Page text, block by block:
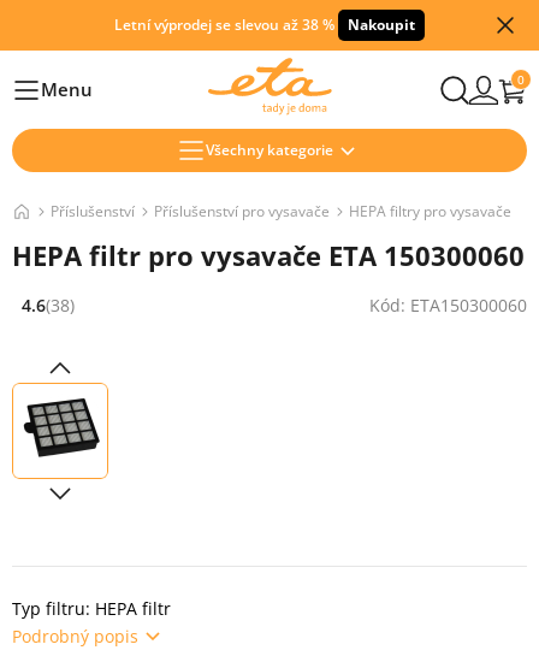
Letní výprodej se slevou až 38 % Nakoupit
HlavníMenu 0
Všechny kategorie
Příslušenství Příslušenství pro vysavače HEPA filtry pro vysavače
HEPA filtr pro vysavače ETA 150300060
Hodnocení: 4.6 z 5 (38 recenzí)
4.6(38) Kód: ETA150300060
Typ filtru: HEPA filtr
Podrobný popis